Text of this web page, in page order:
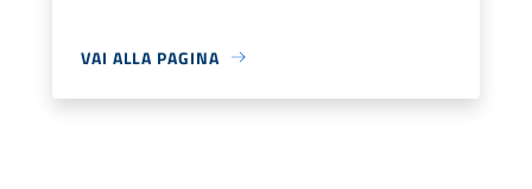
VAI ALLA PAGINA